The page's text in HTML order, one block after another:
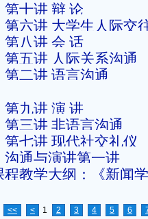
十讲 辩 论
六讲 大学生人际交
八讲 会 话
五讲 人际关系沟通
二讲 语言沟通
九讲 演 讲
三讲 非语言沟通
七讲 现代社交礼仪
沟通与演讲第一讲
程教学大纲：《新闻
<< < 1 2 3 4 5 6